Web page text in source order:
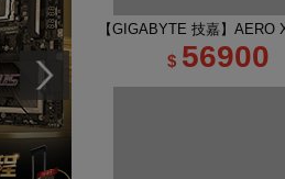
【GIGABYTE 技嘉】
$ 56900